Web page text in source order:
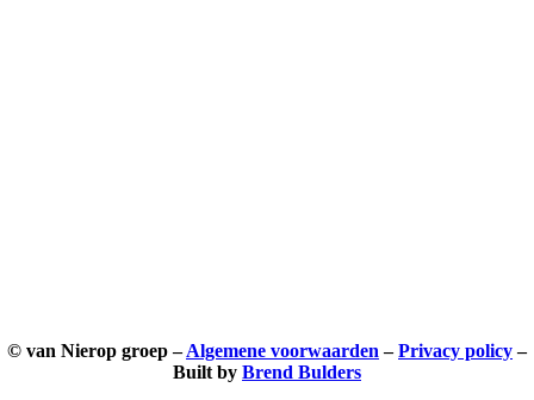
© van Nierop groep –Algemene voorwaarden –Privacy policy–
Built by Brend Bulders